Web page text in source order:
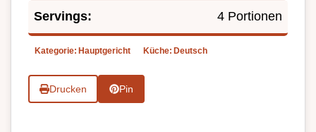
Servings: 4 Portionen
Kategorie: Hauptgericht Küche: Deutsch
Drucken Pin